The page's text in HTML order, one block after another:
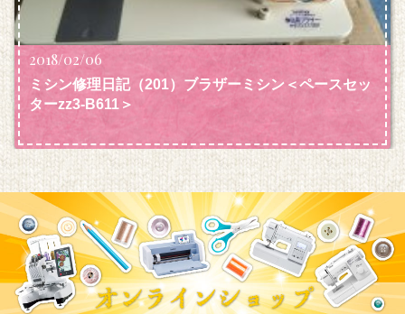
2018/02/06
ミシン修理日記（201）ブラザーミシン＜ペースセッ
ターzz3-B611＞